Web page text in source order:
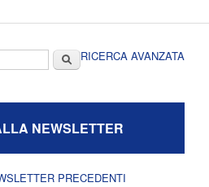
CercaRICERCA AVANZATA
NEWSLETTER
PRECEDENTI